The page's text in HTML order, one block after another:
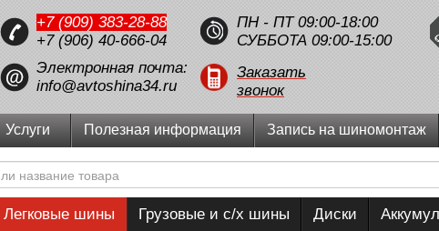
+7 (909) 383-28-88
+7 (906) 40-666-04
Электронная почта:
info@avtoshina34.ru
ПН - ПТ 09:00-18:00
СУББОТА 09:00-15:00
Заказать
звонок
Услуги Полезная информация Запись на шиномонтаж
Легковые шины Грузовые и с/х шины Диски